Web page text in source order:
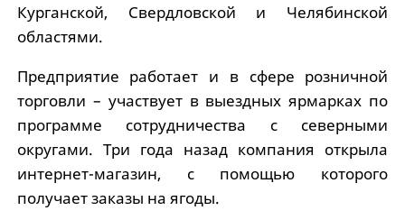
Курганской, Свердловской и Челябинской
областями.
Предприятие работает и в сфере розничной
торговли – участвует в выездных ярмарках по
программе сотрудничества с северными
округами. Три года назад компания открыла
интернет-магазин, с помощью которого
получает заказы на ягоды.